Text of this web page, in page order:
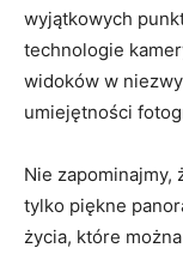
wyjątkowych
technologie
widoków w
umiejętności
Nie zapominajmy,
tylko piękne
życia, które